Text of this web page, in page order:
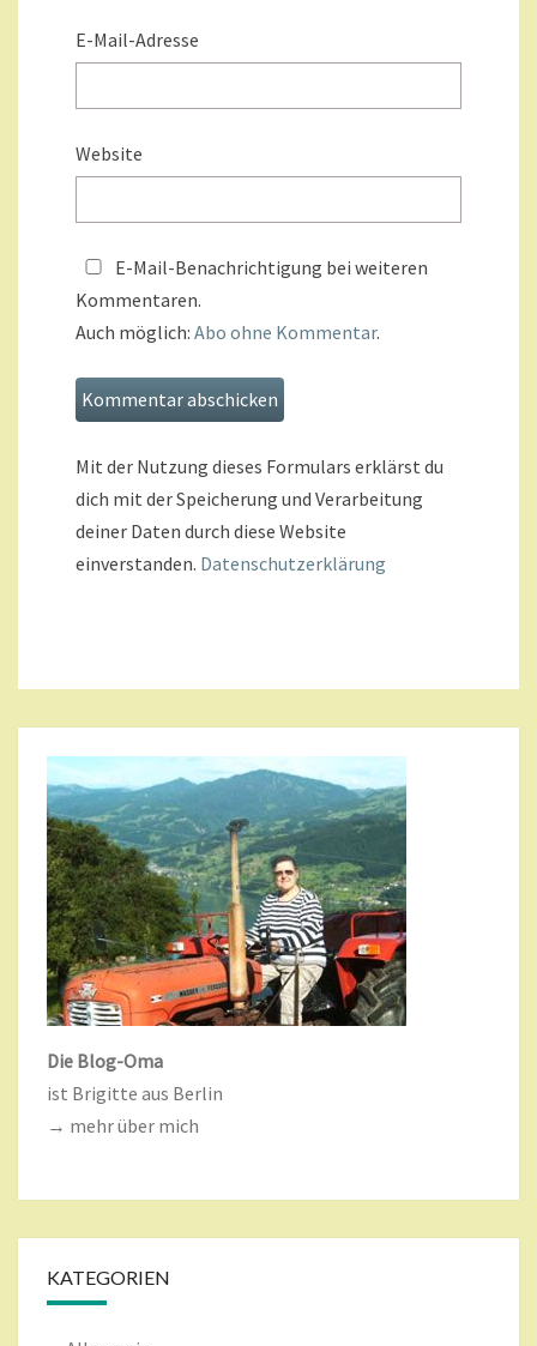
E-Mail-Adresse
Website
E-Mail-Benachrichtigung bei weiteren
Kommentaren.
Auch möglich: Abo ohne Kommentar.
Mit der Nutzung dieses Formulars erklärst du
dich mit der Speicherung und Verarbeitung
deiner Daten durch diese Website
einverstanden. Datenschutzerklärung
Die Blog-Oma
ist Brigitte aus Berlin
→ mehr über mich
KATEGORIEN